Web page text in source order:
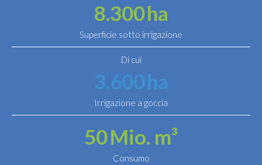
8.300ha
Superficie sotto irrigazione
Di cui
3.600ha
Irrigazione a goccia
50Mio. m³
Consumo